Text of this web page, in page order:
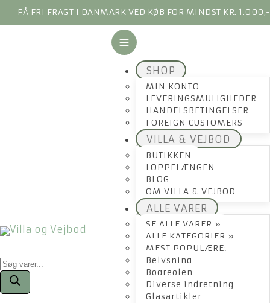
FÅ FRI FRAGT I DANMARK VED KØB FOR MINDST KR. 1.000,-
Products
search
SHOP
MIN KONTO
LEVERINGSMULIGHEDER
HANDELSBETINGELSER
FOREIGN CUSTOMERS
VILLA & VEJBOD
BUTIKKEN
LOPPELÆNGEN
BLOG
OM VILLA & VEJBOD
ALLE VARER
SE ALLE VARER »
ALLE KATEGORIER »
MEST POPULÆRE:
Belysning
Bogreolen
Diverse indretning
Glasartikler